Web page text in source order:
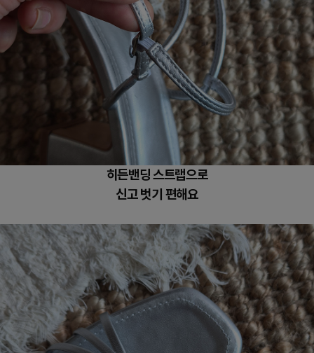
히든밴딩 스트랩으로
신고 벗기 편해요